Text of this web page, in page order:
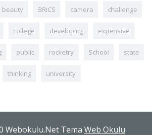
beauty BRICS camera challenge
college developing expensive
public rocketry School state
thinking university
Webokulu.Net Tema Web Okulu